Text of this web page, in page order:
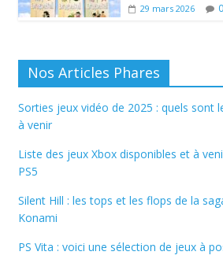
29 mars 2026 0
Nos Articles Phares
Sorties jeux vidéo de 2025 : quels sont
à venir
Liste des jeux Xbox disponibles et à
PS5
Silent Hill : les tops et les flops de la
Konami
PS Vita : voici une sélection de jeux à